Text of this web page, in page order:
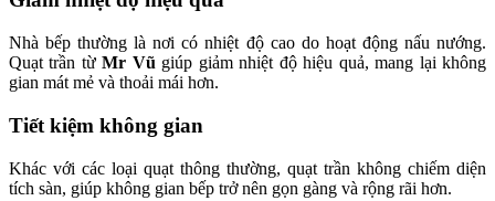
Nhà bếp thường là nơi có nhiệt độ cao do hoạt động nấu nướng.
Quạt trần từMr Vũ giúp giảm nhiệt độ hiệu quả, mang lại không
gian mát mẻ và thoải mái hơn.
Tiết kiệm không gian
Khác với các loại quạt thông thường, quạt trần không chiếm diện
tích sàn, giúp không gian bếp trở nên gọn gàng và rộng rãi hơn.